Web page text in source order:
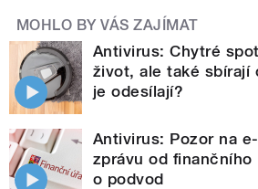
MOHLO BY VÁS ZAJÍMAT
Antivirus: Chytré
život, ale také sbírají
je odesílají?
Antivirus: Pozor na
zprávu od
o podvod